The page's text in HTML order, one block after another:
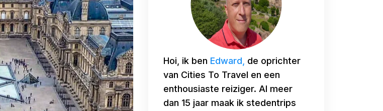
Hoi, ik ben Edward, de oprichter
van Cities To Travel en een
enthousiaste reiziger. Al meer
dan 15 jaar maak ik stedentrips